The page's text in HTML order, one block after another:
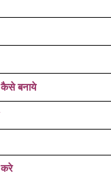
बनाये
करे